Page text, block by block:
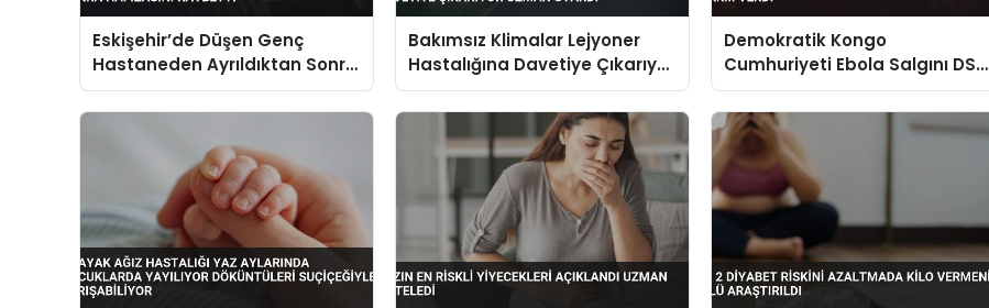
Eskişehir’de Düşen Genç
Hastaneden Ayrıldıktan Sonra
Hafızasını Kaybetti
Bakımsız Klimalar Lejyoner
Hastalığına Davetiye Çıkarıyor
Uzman Uyardı
Demokratik Kongo
Cumhuriyeti Ebola Salgını DSÖ
Alarm Verdi